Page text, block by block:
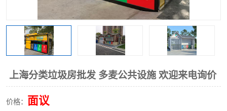
上海分类垃圾房批发 多麦公共设施 欢迎来电询价
价格： 面议